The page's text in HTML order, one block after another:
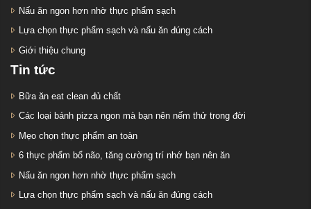
Nấu ăn ngon hơn nhờ thực phẩm sạch
Lựa chọn thực phẩm sạch và nấu ăn đúng cách
Giới thiệu chung
Tin tức
Bữa ăn eat clean đủ chất
Các loại bánh pizza ngon mà bạn nên nếm thử trong đời
Mẹo chọn thực phẩm an toàn
6 thực phẩm bổ não, tăng cường trí nhớ bạn nên ăn
Nấu ăn ngon hơn nhờ thực phẩm sạch
Lựa chọn thực phẩm sạch và nấu ăn đúng cách